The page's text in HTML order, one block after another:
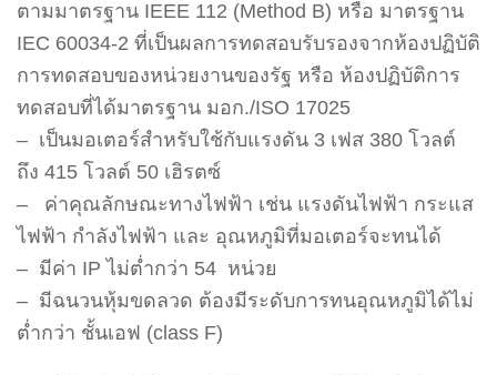
ตามมาตรฐาน IEEE 112 (Method B) หรือ มาตรฐาน
IEC 60034-2 ที่เป็นผลการทดสอบรับรองจากห้องปฏิบัติ
การทดสอบของหน่วยงานของรัฐ หรือ ห้องปฏิบัติการ
ทดสอบที่ได้มาตรฐาน มอก./ISO 17025
– เป็นมอเตอร์สำหรับใช้กับแรงดัน 3 เฟส 380 โวลต์
ถึง 415 โวลต์ 50 เฮิรตซ์
– ค่าคุณลักษณะทางไฟฟ้า เช่น แรงดันไฟฟ้า กระแส
ไฟฟ้า กำลังไฟฟ้า และ อุณหภูมิที่มอเตอร์จะทนได้
– มีค่า IP ไม่ต่ำกว่า 54 หน่วย
– มีฉนวนหุ้มขดลวด ต้องมีระดับการทนอุณหภูมิได้ไม่
ต่ำกว่า ชั้นเอฟ (class F)